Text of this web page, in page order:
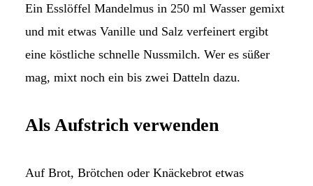
Ein Esslöffel Mandelmus in 250 ml Wasser gemixt
und mit etwas Vanille und Salz verfeinert ergibt
eine köstliche schnelle Nussmilch. Wer es süßer
mag, mixt noch ein bis zwei Datteln dazu.
Als Aufstrich verwenden
Auf Brot, Brötchen oder Knäckebrot etwas